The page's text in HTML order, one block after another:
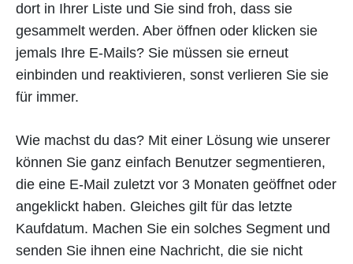
dort in Ihrer Liste und Sie sind froh, dass sie
gesammelt werden. Aber öffnen oder klicken sie
jemals Ihre E-Mails? Sie müssen sie erneut
einbinden und reaktivieren, sonst verlieren Sie sie
für immer.
Wie machst du das? Mit einer Lösung wie unserer
können Sie ganz einfach Benutzer segmentieren,
die eine E-Mail zuletzt vor 3 Monaten geöffnet oder
angeklickt haben. Gleiches gilt für das letzte
Kaufdatum. Machen Sie ein solches Segment und
senden Sie ihnen eine Nachricht, die sie nicht